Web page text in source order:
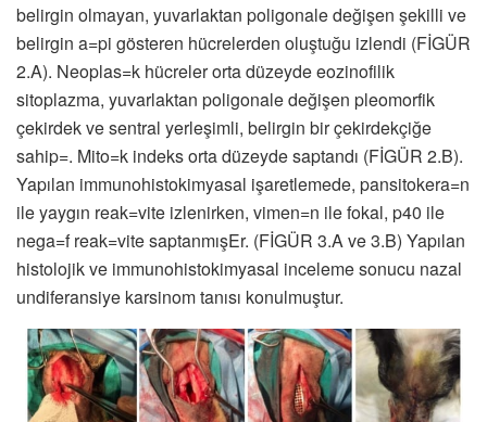
belirgin olmayan, yuvarlaktan poligonale değişen şekilli ve
belirgin a=pi gösteren hücrelerden oluştuğu izlendi (FİGÜR
2.A). Neoplas=k hücreler orta düzeyde eozinofilik
sitoplazma, yuvarlaktan poligonale değişen pleomorfik
çekirdek ve sentral yerleşimli, belirgin bir çekirdekçiğe
sahip=. Mito=k indeks orta düzeyde saptandı (FİGÜR 2.B).
Yapılan immunohistokimyasal işaretlemede, pansitokera=n
ile yaygın reak=vite izlenirken, vimen=n ile fokal, p40 ile
nega=f reak=vite saptanmışEr. (FİGÜR 3.A ve 3.B) Yapılan
histolojik ve immunohistokimyasal inceleme sonucu nazal
undiferansiye karsinom tanısı konulmuştur.